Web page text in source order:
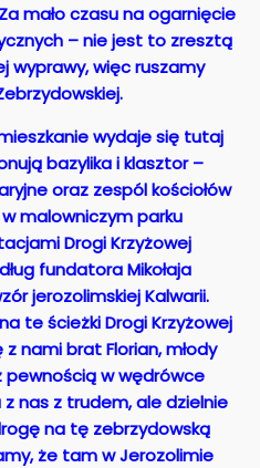
mało czasu na ogarnięcie
– nie jest to zresztą
wyprawy, więc ruszamy
wydaje się tutaj
bazylika i klasztor –
oraz zespól kościołów
malowniczym parku
Drogi Krzyżowej
fundatora Mikołaja
jerozolimskiej Kalwarii.
te ścieżki Drogi Krzyżowej
nami brat Florian, młody
pewnością w wędrówce
nas z trudem, ale dzielnie
na tę zebrzydowską
że tam w Jerozolimie